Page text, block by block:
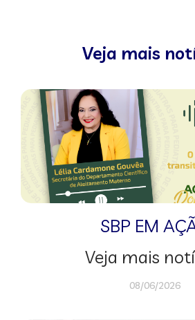
Veja mais
SBP EM
Veja mais
08/06/2026